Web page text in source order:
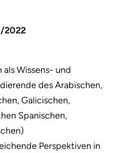
2022
als Wissens- und
des Arabischen,
Galicischen,
Spanischen,
Perspektiven in